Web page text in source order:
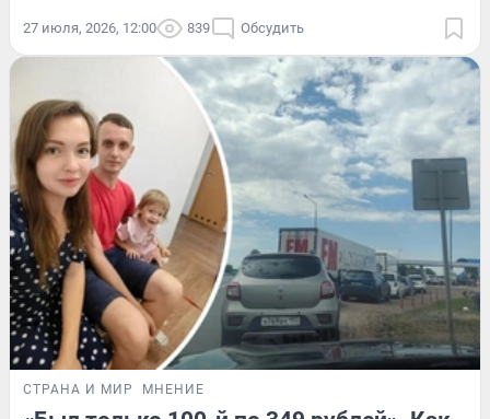
27 июля, 2026, 12:00 839 Обсудить
СТРАНА И МИР МНЕНИЕ